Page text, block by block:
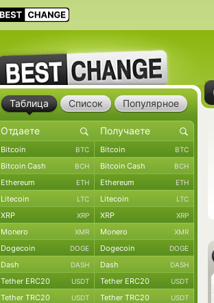
Таблица Список Популярное
Bitcoin BTC Bitcoin BTC
Bitcoin Cash BCH Bitcoin Cash BCH
Ethereum ETH Ethereum ETH
Litecoin LTC Litecoin LTC
XRP XRP XRP XRP
Monero XMR Monero XMR
Dogecoin DOGE Dogecoin DOGE
Dash DASH Dash DASH
Tether ERC20 USDT Tether ERC20 USDT
Tether TRC20 USDT Tether TRC20 USDT